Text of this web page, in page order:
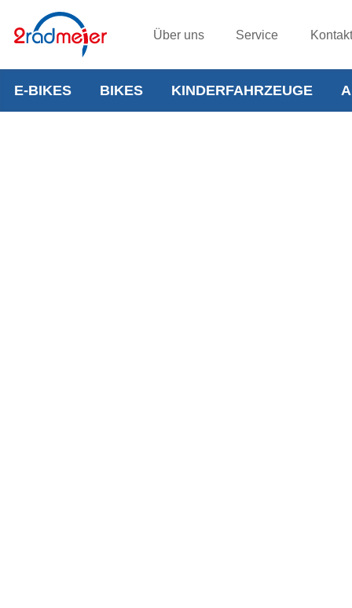
Über uns Service Kontakt
E-BIKES BIKES KINDERFAHRZEUGE